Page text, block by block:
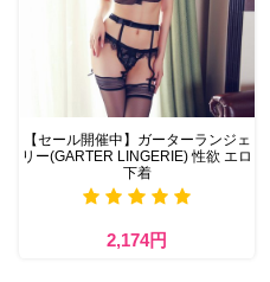
【セール開催中】ガーターランジェ
リー(GARTER LINGERIE) 性欲 エロ
下着
2,174円